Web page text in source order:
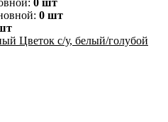
0 шт
Цветок с/у, белый/голубой